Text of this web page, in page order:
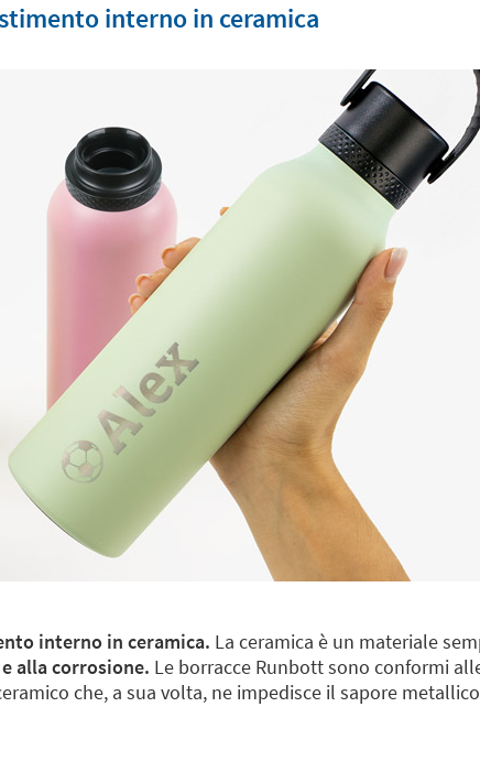
interno in ceramica
interno in ceramica. La ceramica è un materiale
alla corrosione. Le borracce Runbott sono conformi
che, a sua volta, ne impedisce il sapore